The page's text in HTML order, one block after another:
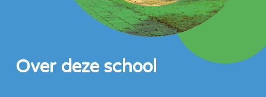
Over deze school